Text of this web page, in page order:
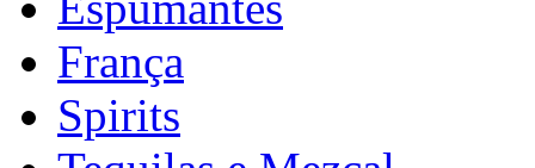
França
Spirits